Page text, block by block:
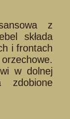
z
składa
i frontach
w dolnej
zdobione